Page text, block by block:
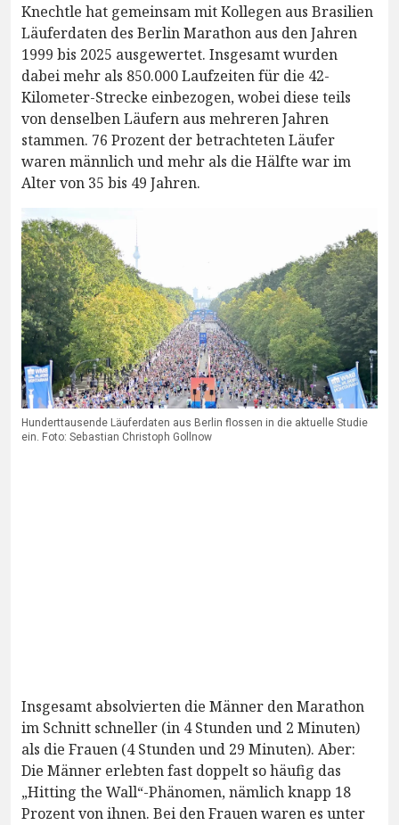
Knechtle hat gemeinsam mit Kollegen aus Brasilien
Läuferdaten des Berlin Marathon aus den Jahren
1999 bis 2025 ausgewertet. Insgesamt wurden
dabei mehr als 850.000 Laufzeiten für die 42-
Kilometer-Strecke einbezogen, wobei diese teils
von denselben Läufern aus mehreren Jahren
stammen. 76 Prozent der betrachteten Läufer
waren männlich und mehr als die Hälfte war im
Alter von 35 bis 49 Jahren.
Hunderttausende Läuferdaten aus Berlin flossen in die aktuelle Studie
ein. Foto: Sebastian Christoph Gollnow
Insgesamt absolvierten die Männer den Marathon
im Schnitt schneller (in 4 Stunden und 2 Minuten)
als die Frauen (4 Stunden und 29 Minuten). Aber:
Die Männer erlebten fast doppelt so häufig das
„Hitting the Wall“-Phänomen, nämlich knapp 18
Prozent von ihnen. Bei den Frauen waren es unter